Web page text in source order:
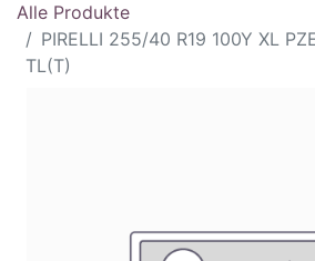
Alle Produkte
PIRELLI 255/40 R19 100Y XL
TL(T)